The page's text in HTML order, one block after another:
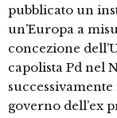
pubblicato un
un’Europa a
concezione
capolista Pd nel
governo dell’ex